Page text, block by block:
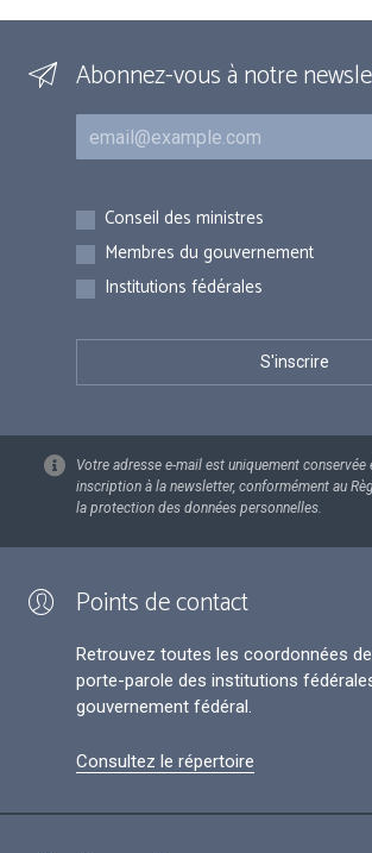
Abonnez-vous à notre
Courriel
Inscriptions
Conseil des ministres
Membres du gouvernement
Institutions fédérales
Votre adresse e-mail est uniquement
inscription à la newsletter, conformément au
la protection des données personnelles.
Points de contact
Retrouvez toutes les coordonnées
porte-parole des institutions
gouvernement fédéral.
Consultez le répertoire